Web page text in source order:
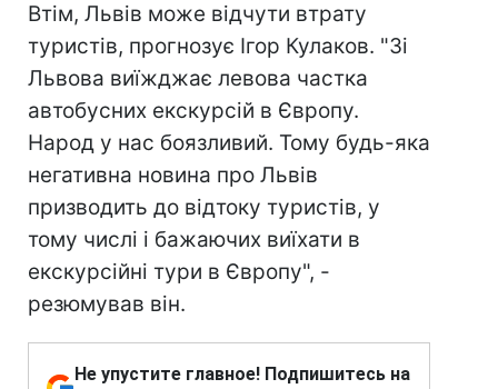
Втім, Львів може відчути втрату
туристів, прогнозує Ігор Кулаков. "Зі
Львова виїжджає левова частка
автобусних екскурсій в Європу.
Народ у нас боязливий. Тому будь-яка
негативна новина про Львів
призводить до відтоку туристів, у
тому числі і бажаючих виїхати в
екскурсійні тури в Європу", -
резюмував він.
Не упустите главное! Подпишитесь на